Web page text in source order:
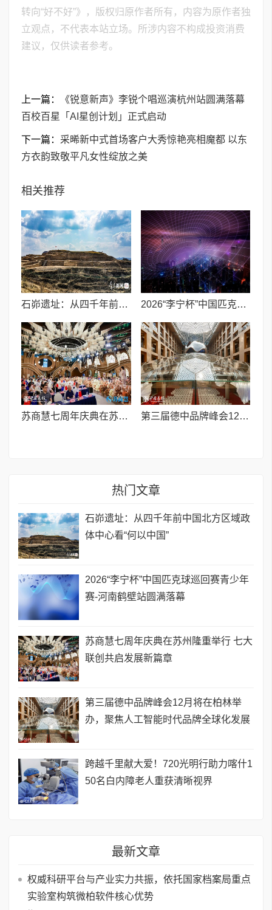
转向“好不好”》，版权归原作者所有，内容为原作者独
立观点，不代表本站立场。所涉内容不构成投资消费
建议，仅供读者参考。
上一篇：
《锐意新声》李锐个唱巡演杭州站圆满落幕
百校百星「AI星创计划」正式启动
下一篇： 采晞新中式首场客户大秀惊艳亮相魔都 以东
方衣韵致敬平凡女性绽放之美
相关推荐
石峁遗址：从四千年前中国北方区域政体中心看“何以中国” 2026“李宁杯”中国匹克球巡回赛青少年赛-河南鹤壁站圆满落幕
苏商慧七周年庆典在苏州隆重举行 七大联创共启发展新篇章 第三届德中品牌峰会12月将在柏林举办，聚焦人工智能时代品牌全球化发展
热门文章
石峁遗址：从四千年前中国北方区域政
体中心看“何以中国”
2026“李宁杯”中国匹克球巡回赛青少年
赛-河南鹤壁站圆满落幕
苏商慧七周年庆典在苏州隆重举行 七大
联创共启发展新篇章
第三届德中品牌峰会12月将在柏林举
办，聚焦人工智能时代品牌全球化发展
跨越千里献大爱！720光明行助力喀什1
50名白内障老人重获清晰视界
最新文章
权威科研平台与产业实力共振，依托国家档案局重点
实验室构筑微柏软件核心优势